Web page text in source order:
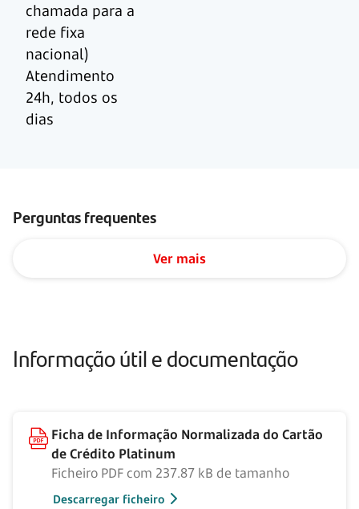
chamada para a
rede fixa
nacional)
Atendimento
24h, todos os
dias
Perguntas frequentes
Ver mais
Informação útil e documentação
Ficha de Informação Normalizada do Cartão
de Crédito Platinum
Ficheiro PDF com 237.87 kB de tamanho
Descarregar ficheiro